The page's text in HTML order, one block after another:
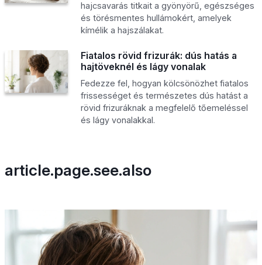
hajcsavarás titkait a gyönyörű, egészséges
és törésmentes hullámokért, amelyek
kímélik a hajszálakat.
Fiatalos rövid frizurák: dús hatás a
hajtöveknél és lágy vonalak
Fedezze fel, hogyan kölcsönözhet fiatalos
frissességet és természetes dús hatást a
rövid frizuráknak a megfelelő tőemeléssel
és lágy vonalakkal.
article.page.see.also